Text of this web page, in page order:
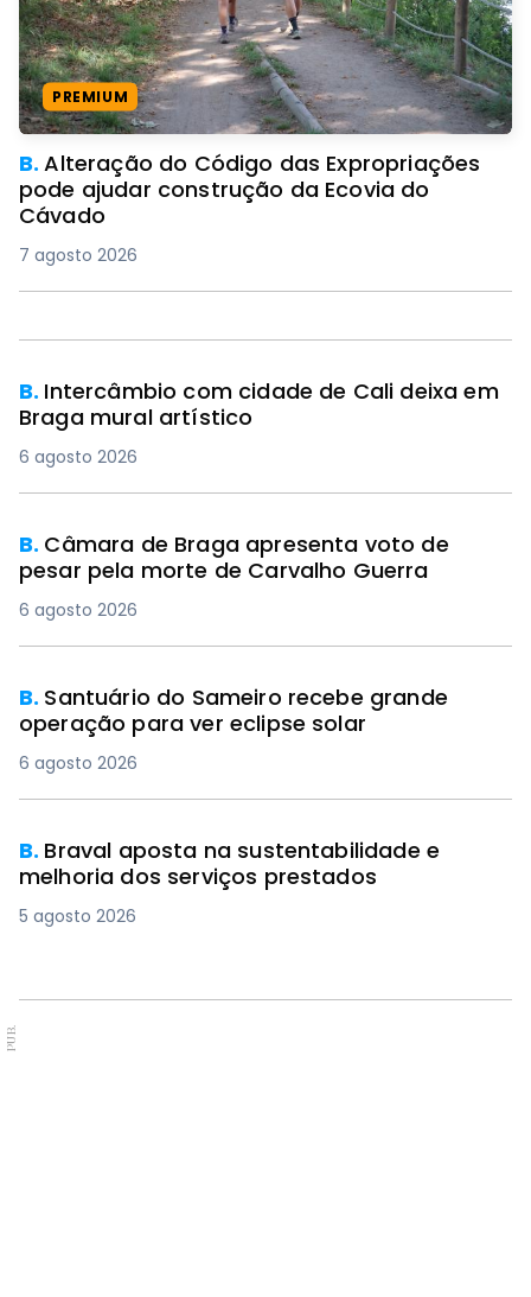
PREMIUM
B.Alteração do Código das Expropriações
pode ajudar construção da Ecovia do
Cávado
7 agosto 2026
B. Intercâmbio com cidade de Cali deixa em
Braga mural artístico
6 agosto 2026
B. Câmara de Braga apresenta voto de
pesar pela morte de Carvalho Guerra
6 agosto 2026
B. Santuário do Sameiro recebe grande
operação para ver eclipse solar
6 agosto 2026
B. Braval aposta na sustentabilidade e
melhoria dos serviços prestados
5 agosto 2026
PUB.